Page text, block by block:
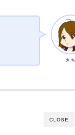
さち
CLOSE